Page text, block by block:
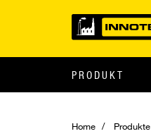
PRODUKT
Home Produkte